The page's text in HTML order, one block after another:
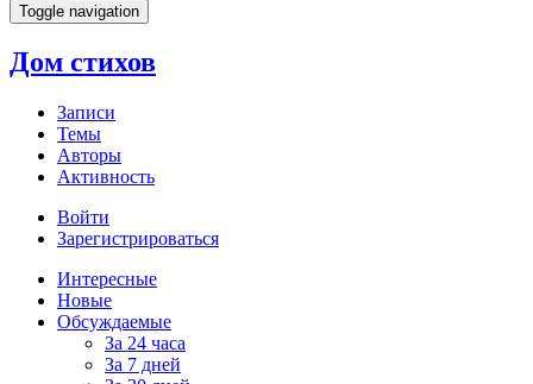
Toggle navigation
Дом стихов
Записи
Темы
Авторы
Активность
Войти
Зарегистрироваться
Интересные
Новые
Обсуждаемые
За 24 часа
За 7 дней